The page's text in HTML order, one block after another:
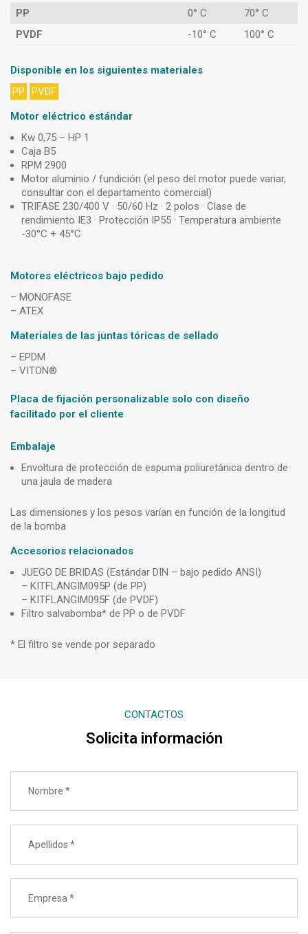
PP 0° C
70° C
PVDF
-10° C 100° C
Disponible en los siguientes materiales
PP
PVDF
Motor eléctrico estándar
Kw 0,75 – HP 1
Caja B5
RPM 2900
Motor aluminio / fundición (el peso del motor puede variar,
consultar con el departamento comercial)
TRIFASE 230/400 V · 50/60 Hz · 2 polos · Clase de
rendimiento IE3 · Protección IP55 · Temperatura ambiente
-30°C + 45°C
Motores eléctricos bajo pedido
– MONOFASE
– ATEX
Materiales de las juntas tóricas de sellado
– EPDM
– VITON®
Placa de fijación personalizable solo con diseño
facilitado por el cliente
Embalaje
Envoltura de protección de espuma poliuretánica dentro de
una jaula de madera
Las dimensiones y los pesos varían en función de la longitud
de la bomba
Accesorios relacionados
JUEGO DE BRIDAS (Estándar DIN – bajo pedido ANSI)
– KITFLANGIM095P (de PP)
– KITFLANGIM095F (de PVDF)
Filtro salvabomba* de PP o de PVDF
* El filtro se vende por separado
CONTACTOS
Solicita información